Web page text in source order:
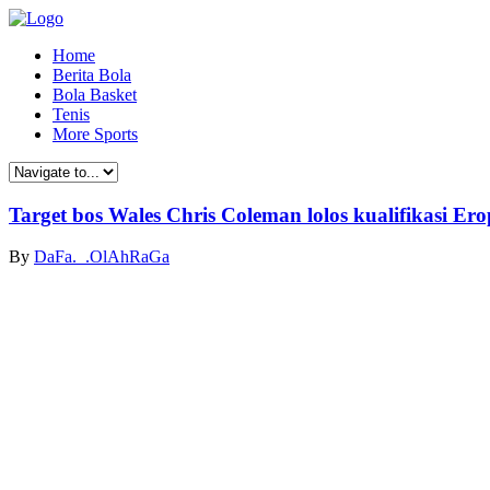
Home
Berita Bola
Bola Basket
Tenis
More Sports
Target bos Wales Chris Coleman lolos kualifikasi
By DaFa._.OlAhRaGa